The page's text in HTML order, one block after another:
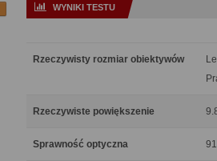
WYNIKI TESTU
Rzeczywisty rozmiar obiektywów
Rzeczywiste powiększenie
Sprawność optyczna